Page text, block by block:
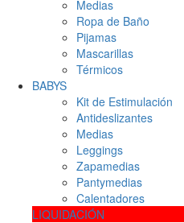
Medias
Ropa de Baño
Pijamas
Mascarillas
Térmicos
BABYS
Kit de Estimulación
Antideslizantes
Medias
Leggings
Zapamedias
Pantymedias
Calentadores
LIQUIDACIÓN